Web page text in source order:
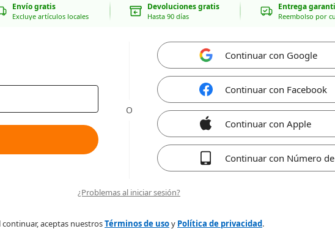
Envío gratis
Excluye artículos locales
Devoluciones gratis
Hasta 90 días
Entrega
Reembolso por
O
Continuar con Google
Continuar con Facebook
Continuar con Apple
Continuar con Número
¿Problemas al iniciar sesión?
continuar, aceptas nuestrosTérminos de usoy Política de privacidad.